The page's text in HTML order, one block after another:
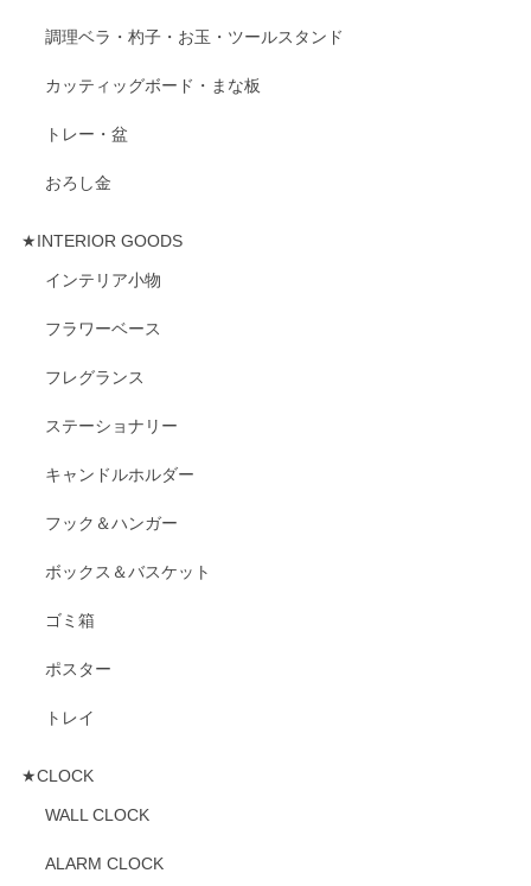
調理ベラ・杓子・お玉・ツールスタンド
カッティッグボード・まな板
トレー・盆
おろし金
★INTERIOR GOODS
インテリア小物
フラワーベース
フレグランス
ステーショナリー
キャンドルホルダー
フック＆ハンガー
ボックス＆バスケット
ゴミ箱
ポスター
トレイ
★CLOCK
WALL CLOCK
ALARM CLOCK